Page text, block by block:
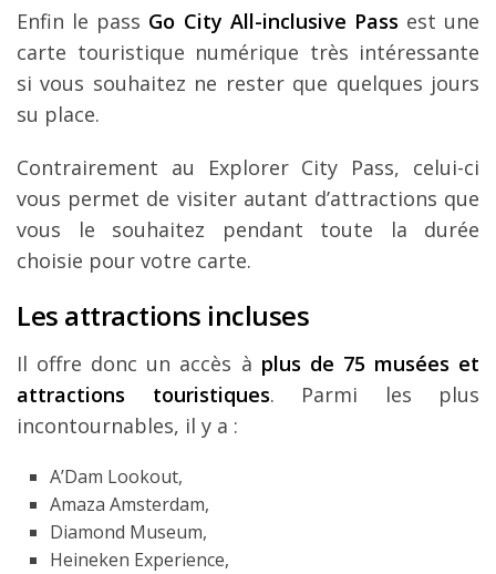
Enfin le pass Go City All-inclusive Pass est une
carte touristique numérique très intéressante
si vous souhaitez ne rester que quelques jours
su place.
Contrairement au Explorer City Pass, celui-ci
vous permet de visiter autant d’attractions que
vous le souhaitez pendant toute la durée
choisie pour votre carte.
Les attractions incluses
Il offre donc un accès à plus de 75 musées et
attractions touristiques. Parmi les plus
incontournables, il y a :
A’Dam Lookout,
Amaza Amsterdam,
Diamond Museum,
Heineken Experience,